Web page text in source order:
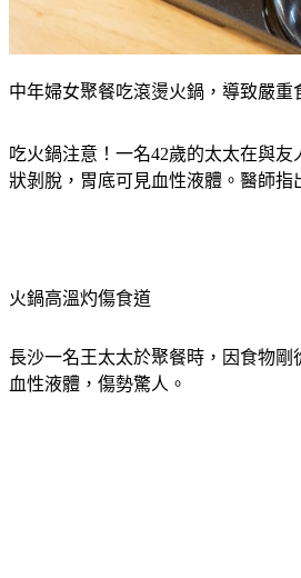
中年婦女聚餐吃滾燙火鍋，導致嚴重
吃火鍋注意！一名42歲的太太在與
狀剝脫，胃底可見血性液體。醫師
火鍋高溫灼傷食道
長沙一名王太太於聚餐時，因食物
血性液體，傷勢驚人。